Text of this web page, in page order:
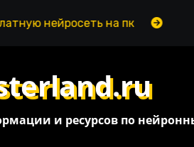
на пк нейросеть
и ресурсов по